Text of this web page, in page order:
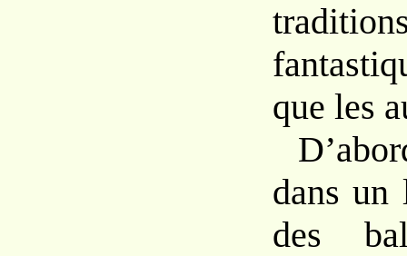
que les
dans un
des